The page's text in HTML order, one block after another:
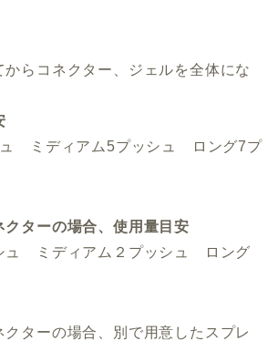
らコネクター、ジェルを全体にな
ュ ミディアム5プッシュ ロング7プ
クターの場合、使用量目安
ュ ミディアム２プッシュ ロング
ターの場合、別で用意したスプレ